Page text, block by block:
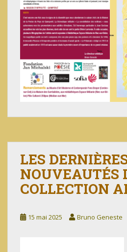
LES
NOUVEAUTÉS
COLLECTION
15 mai 2025 Bruno Geneste